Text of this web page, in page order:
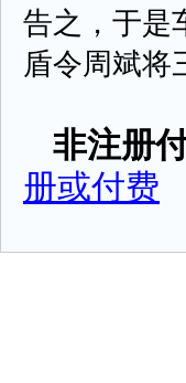
告之，于是
盾令周斌将
非注册
册或付费